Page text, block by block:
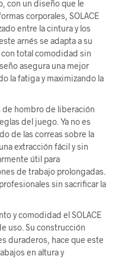
con un diseño que le
corporales, SOLACE
entre la cintura y los
arnés se adapta a su
total comodidad sin
asegura una mejor
la fatiga y maximizando la
de hombro de liberación
del juego. Ya no es
de las correas sobre la
extracción fácil y sin
útil para
de trabajo prolongadas.
sin sacrificar la
y comodidad el SOLACE
uso. Su construcción
duraderos, hace que este
en altura y